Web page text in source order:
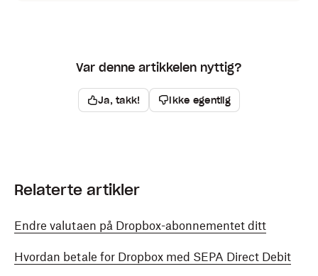
Var denne artikkelen nyttig?
Ja, takk! Ikke egentlig
Relaterte artikler
Endre valutaen på Dropbox-abonnementet ditt
Hvordan betale for Dropbox med SEPA Direct Debit